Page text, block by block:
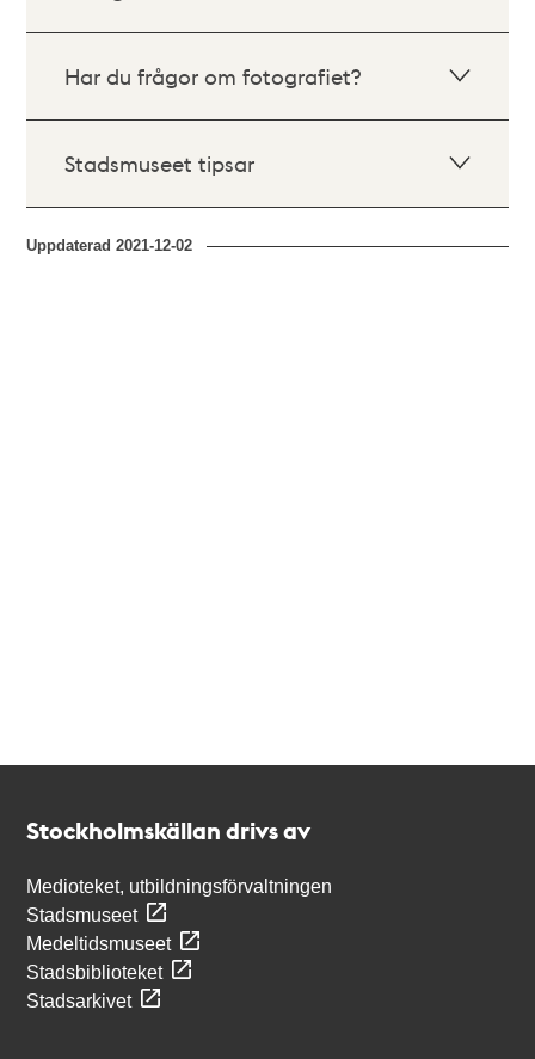
Har du frågor om fotografiet?
Stadsmuseet tipsar
Uppdaterad2021-12-02
Stockholmskällan drivs av
Medioteket, utbildningsförvaltningen
Stadsmuseet
Medeltidsmuseet
Stadsbiblioteket
Stadsarkivet